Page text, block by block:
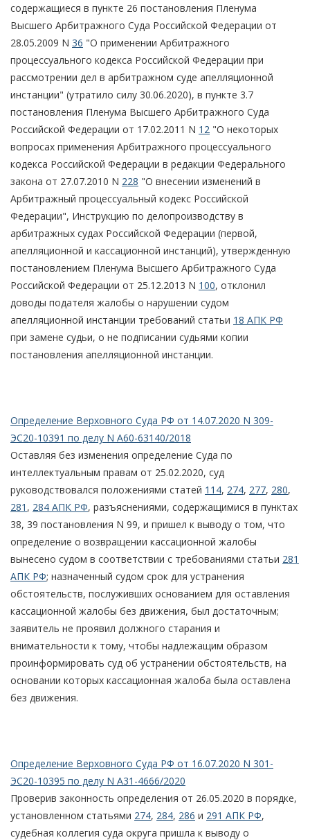
содержащиеся в пункте 26 постановления Пленума
Высшего Арбитражного Суда Российской Федерации от
28.05.2009 N 36 "О применении Арбитражного
процессуального кодекса Российской Федерации при
рассмотрении дел в арбитражном суде апелляционной
инстанции" (утратило силу 30.06.2020), в пункте 3.7
постановления Пленума Высшего Арбитражного Суда
Российской Федерации от 17.02.2011 N 12 "О некоторых
вопросах применения Арбитражного процессуального
кодекса Российской Федерации в редакции Федерального
закона от 27.07.2010 N 228 "О внесении изменений в
Арбитражный процессуальный кодекс Российской
Федерации", Инструкцию по делопроизводству в
арбитражных судах Российской Федерации (первой,
апелляционной и кассационной инстанций), утвержденную
постановлением Пленума Высшего Арбитражного Суда
Российской Федерации от 25.12.2013 N 100, отклонил
доводы подателя жалобы о нарушении судом
апелляционной инстанции требований статьи 18 АПК РФ
при замене судьи, о не подписании судьями копии
постановления апелляционной инстанции.
Определение Верховного Суда РФ от 14.07.2020 N 309-
ЭС20-10391 по делу N А60-63140/2018
Оставляя без изменения определение Суда по
интеллектуальным правам от 25.02.2020, суд
руководствовался положениями статей 114, 274, 277, 280,
281 , 284 АПК РФ, разъяснениями, содержащимися в пунктах
38, 39 постановления N 99, и пришел к выводу о том, что
определение о возвращении кассационной жалобы
вынесено судом в соответствии с требованиями статьи 281
АПК РФ; назначенный судом срок для устранения
обстоятельств, послуживших основанием для оставления
кассационной жалобы без движения, был достаточным;
заявитель не проявил должного старания и
внимательности к тому, чтобы надлежащим образом
проинформировать суд об устранении обстоятельств, на
основании которых кассационная жалоба была оставлена
без движения.
Определение Верховного Суда РФ от 16.07.2020 N 301-
ЭС20-10395 по делу N А31-4666/2020
Проверив законность определения от 26.05.2020 в порядке,
установленном статьями 274, 284, 286 и 291 АПК РФ,
судебная коллегия суда округа пришла к выводу о